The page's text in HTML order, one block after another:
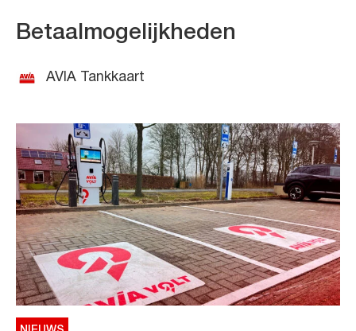
Betaalmogelijkheden
AVIA Tankkaart